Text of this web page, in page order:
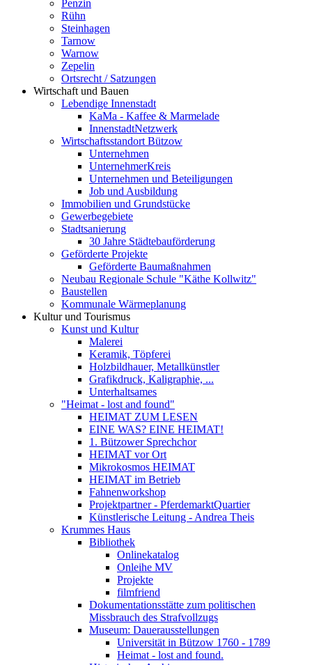
Penzin
Rühn
Steinhagen
Tarnow
Warnow
Zepelin
Ortsrecht / Satzungen
Wirtschaft und Bauen
Lebendige Innenstadt
KaMa - Kaffee & Marmelade
InnenstadtNetzwerk
Wirtschaftsstandort Bützow
Unternehmen
UnternehmerKreis
Unternehmen und Beteiligungen
Job und Ausbildung
Immobilien und Grundstücke
Gewerbegebiete
Stadtsanierung
30 Jahre Städtebauförderung
Geförderte Projekte
Geförderte Baumaßnahmen
Neubau Regionale Schule "Käthe Kollwitz"
Baustellen
Kommunale Wärmeplanung
Kultur und Tourismus
Kunst und Kultur
Malerei
Keramik, Töpferei
Holzbildhauer, Metallkünstler
Grafikdruck, Kaligraphie, ...
Unterhaltsames
"Heimat - lost and found"
HEIMAT ZUM LESEN
EINE WAS? EINE HEIMAT!
1. Bützower Sprechchor
HEIMAT vor Ort
Mikrokosmos HEIMAT
HEIMAT im Betrieb
Fahnenworkshop
Projektpartner - PferdemarktQuartier
Künstlerische Leitung - Andrea Theis
Krummes Haus
Bibliothek
Onlinekatalog
Onleihe MV
Projekte
filmfriend
Dokumentationsstätte zum politischen
Missbrauch des Strafvollzugs
Museum: Dauerausstellungen
Universität in Bützow 1760 - 1789
Heimat - lost and found.